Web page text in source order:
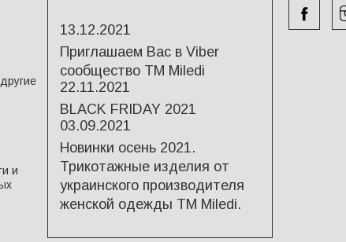
и
13.12.2021
Приглашаем Вас в Viber
сообщество ТМ Miledi
22.11.2021
BLACK FRIDAY 2021
03.09.2021
Новинки осень 2021.
Трикотажные изделия от
украинского производителя
женской одежды ТМ Miledi.